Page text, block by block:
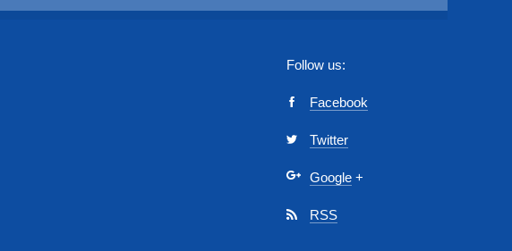
Follow us:
Facebook
Twitter
Google +
RSS